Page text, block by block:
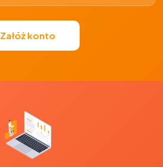
Załóż konto